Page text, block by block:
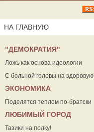
НА ГЛАВНУЮ
"ДЕМОКРАТИЯ"
Ложь как основа идеологии
С больной головы на здоровую
ЭКОНОМИКА
Поделятся теплом по-братски
ЛЮБИМЫЙ ГОРОД
Тазики на полку!